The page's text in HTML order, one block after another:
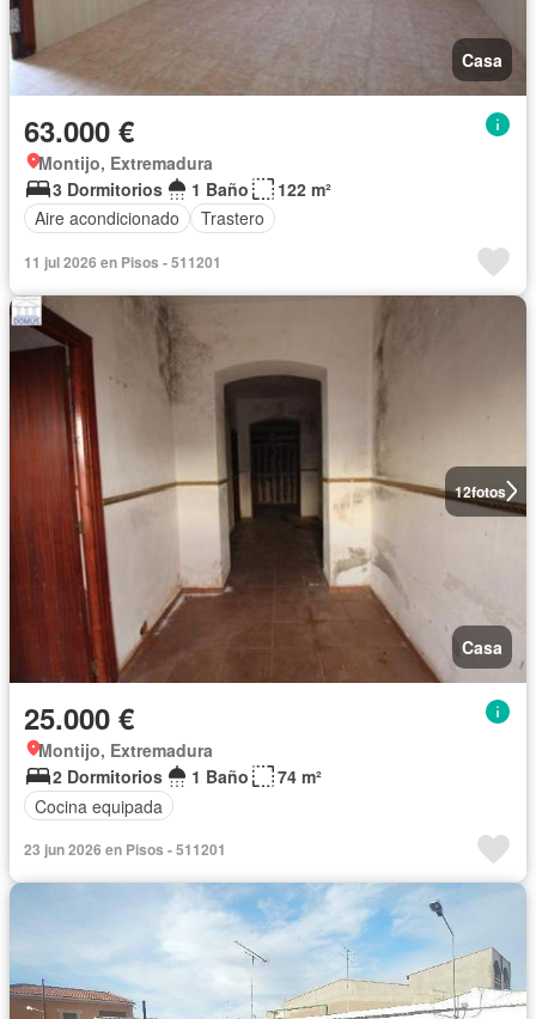
Casa
63.000 €
Montijo, Extremadura
3 Dormitorios
1 Baño
122 m²
Aire acondicionado
Trastero
11 jul 2026 en Pisos - 511201
12fotos
Casa
25.000 €
Montijo, Extremadura
2 Dormitorios
1 Baño
74 m²
Cocina equipada
23 jun 2026 en Pisos - 511201